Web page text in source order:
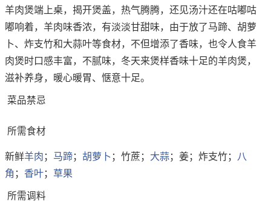
羊肉煲端上桌，揭开煲盖，热气腾腾，还见汤汁还在咕嘟咕
嘟响着，羊肉味香浓，有淡淡甘甜味，由于放了马蹄、胡萝
卜、炸支竹和大蒜叶等食材，不但增添了香味，也令人食羊
肉煲时口感丰富，不腻味，冬天来煲样香味十足的羊肉煲，
滋补养身，暖心暖胃、惬意十足。
菜品禁忌
所需食材
新鲜羊肉 ； 马蹄； 胡萝卜 ；竹蔗； 大蒜；姜；炸支竹；
八
角 ； 香叶； 草果
所需调料